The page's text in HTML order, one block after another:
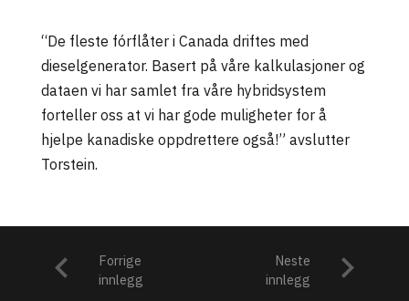
“De fleste fórflåter i Canada driftes med
dieselgenerator. Basert på våre kalkulasjoner og
dataen vi har samlet fra våre hybridsystem
forteller oss at vi har gode muligheter for å
hjelpe kanadiske oppdrettere også!” avslutter
Torstein.
Forrige
innlegg
Neste
innlegg